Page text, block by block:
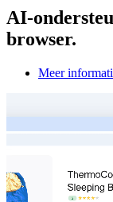
AI-
browser.
Meer